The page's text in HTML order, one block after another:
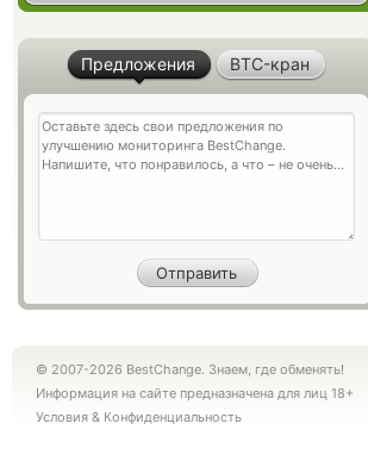
Предложения BTC-кран
© 2007-2026 BestChange. Знаем, где обменять!
Информация на сайте предназначена для лиц 18+
Условия & Конфиденциальность